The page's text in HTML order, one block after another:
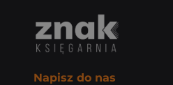
Napisz do nas